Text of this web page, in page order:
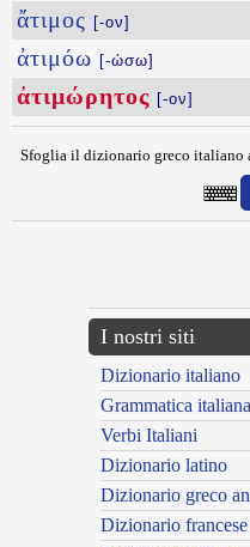
ἄτιμος [-ον]
ἀτιμόω [-ώσω]
ἀτιμώρητος [-ον]
Sfoglia il dizionario greco italiano
I nostri siti
Dizionario italiano
Grammatica italiana
Verbi Italiani
Dizionario latino
Dizionario greco
Dizionario francese